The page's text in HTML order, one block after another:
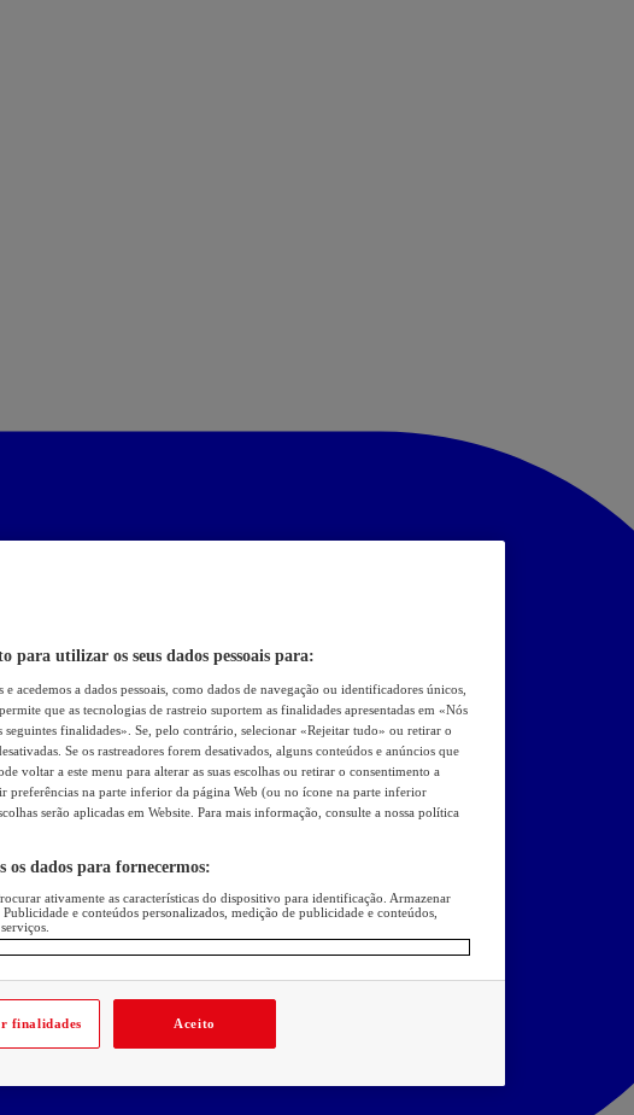
para utilizar os seus dados pessoais para:
e acedemos a dados pessoais, como dados de navegação ou identificadores únicos,
que as tecnologias de rastreio suportem as finalidades apresentadas em «Nós
seguintes finalidades». Se, pelo contrário, selecionar «Rejeitar tudo» ou retirar o
Se os rastreadores forem desativados, alguns conteúdos e anúncios que
voltar a este menu para alterar as suas escolhas ou retirar o consentimento a
preferências na parte inferior da página Web (ou no ícone na parte inferior
serão aplicadas em Website. Para mais informação, consulte a nossa política
os dados para fornecermos:
ativamente as características do dispositivo para identificação. Armazenar
e conteúdos personalizados, medição de publicidade e conteúdos,
finalidades Aceito